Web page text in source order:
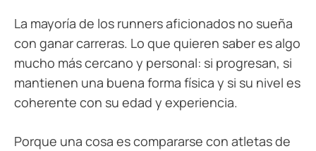
La mayoría de los runners aficionados no sueña
con ganar carreras. Lo que quieren saber es algo
mucho más cercano y personal: si progresan, si
mantienen una buena forma física y si su nivel es
coherente con su edad y experiencia.
Porque una cosa es compararse con atletas de